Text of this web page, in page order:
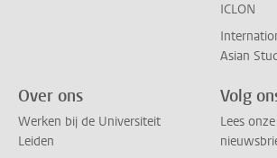
ICLON
Asian
Over ons
Werken bij de Universiteit
Leiden
Volg
Lees